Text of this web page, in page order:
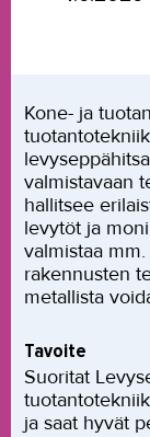
Kone- ja
valmistavaan
hallitsee
levytöt ja
valmistaa
rakennusten
metallista
Tavoite
Suoritat
ja saat hyvät